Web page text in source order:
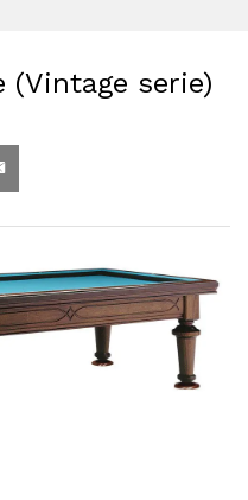
(Vintage serie)